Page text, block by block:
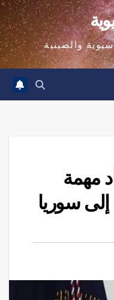
والصينية
مهمة
سوريا